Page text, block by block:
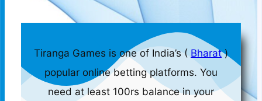
Tiranga Games is one of India’s ( Bharat)
popular online betting platforms. You
need at least 100rs balance in your